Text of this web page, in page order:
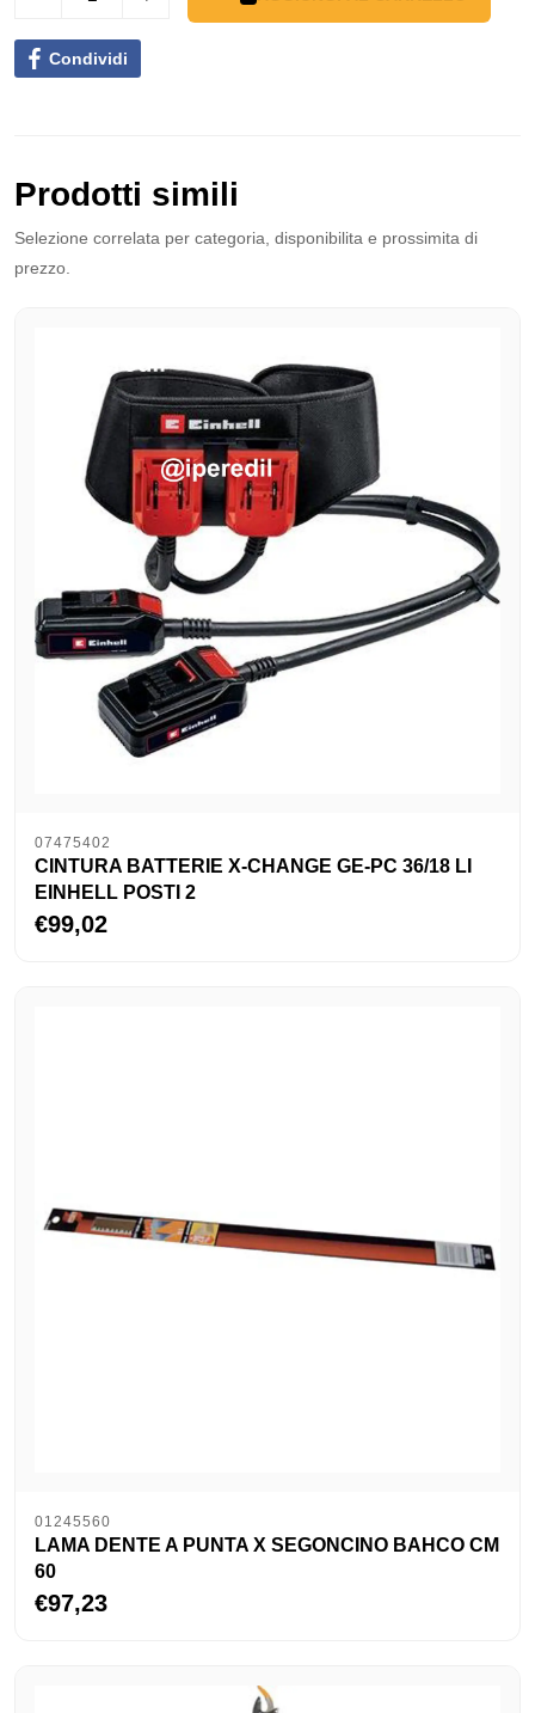
Condividi
Prodotti simili
Selezione correlata per categoria, disponibilita e prossimita di
prezzo.
07475402
CINTURA BATTERIE X-CHANGE GE-PC 36/18 LI
EINHELL POSTI 2
€99,02
01245560
LAMA DENTE A PUNTA X SEGONCINO BAHCO CM
60
€97,23